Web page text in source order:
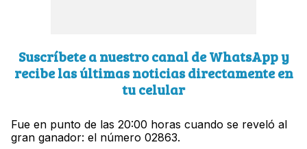
Suscríbete a nuestro canal de WhatsApp y
recibe las últimas noticias directamente en
tu celular
Fue en punto de las 20:00 horas cuando se reveló al
gran ganador: el número 02863.